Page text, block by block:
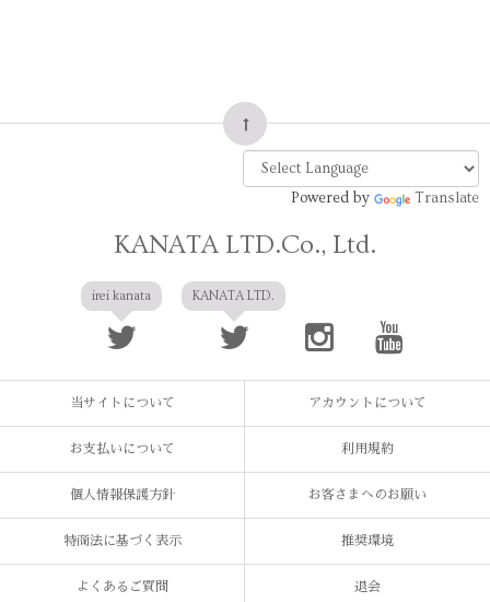
Powered by Translate
KANATA LTD.Co., Ltd.
irei kanata KANATA LTD.
当サイトについて アカウントについて
お支払いについて 利用規約
個人情報保護方針 お客さまへのお願い
特商法に基づく表示 推奨環境
よくあるご質問 退会